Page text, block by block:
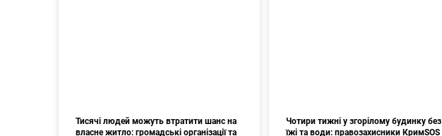
Тисячі людей можуть втратити шанс на
власне житло: громадські організації та
Чотири тижні у згорілому будинку без
їжі та води: правозахисники КримSOS